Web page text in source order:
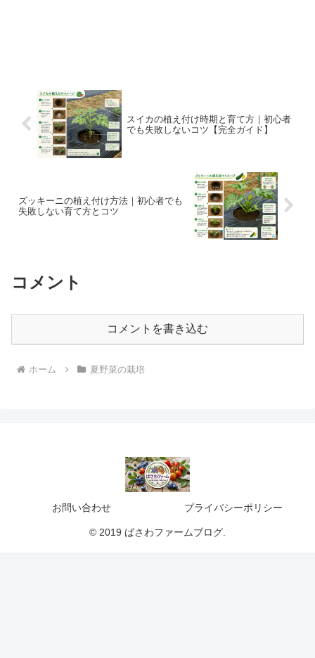
スイカの植え付け時期と育て方｜初心者
でも失敗しないコツ【完全ガイド】
ズッキーニの植え付け方法｜初心者でも
失敗しない育て方とコツ
コメント
コメントを書き込む
ホーム 夏野菜の栽培
お問い合わせ プライバシーポリシー
© 2019 ばさわファームブログ.